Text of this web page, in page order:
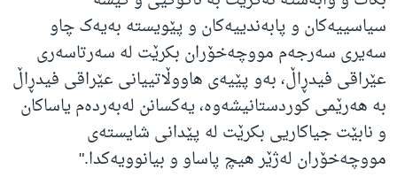
سیاسیيەکان و پابەندییەکان و پێویستە بەیەک چاو
سەیری سەرجەم مووچەخۆران بکرێت لە سەرتاسەری
عێراقی فیدڕاڵ، بەو پێیەی هاووڵاتییانی عێراقی فیدڕاڵ
بە هەرێمی کوردستانیشەوە، یەکسانن لەبەردەم یاساکان
و نابێت جیاکاریی بکرێت لە پێدانی شایستەی
مووچەخۆران لەژێر هیچ پاساو و بیانوویەکدا."